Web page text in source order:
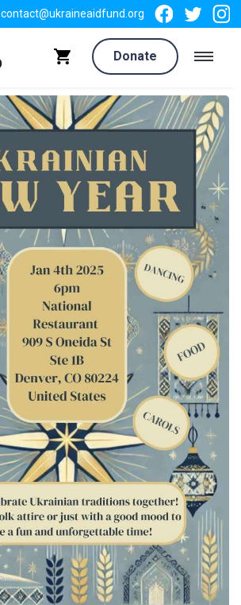
contact@ukraineaidfund.org
Donate